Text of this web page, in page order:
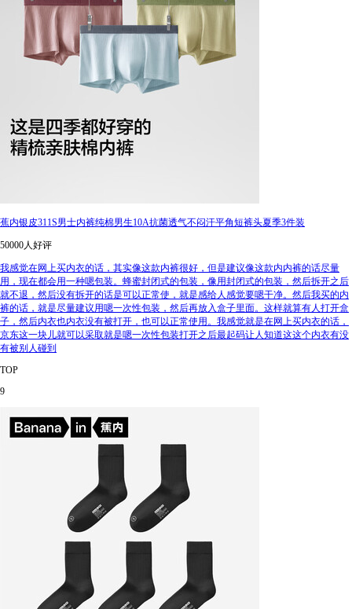
蕉内银皮311S男士内裤纯棉男生10A抗菌透气不闷汗平角短裤头夏季3件装
50000人好评
我感觉在网上买内衣的话，其实像这款内裤很好，但是建议像这款内内裤的话尽量
用，现在都会用一种嗯包装。蜂蜜封闭式的包装，像用封闭式的包装，然后拆开之后
就不退，然后没有拆开的话是可以正常使，就是感给人感觉要嗯干净。然后我买的内
裤的话，就是尽量建议用嗯一次性包装，然后再放入盒子里面。这样就算有人打开盒
子，然后内衣也内衣没有被打开，也可以正常使用。我感觉就是在网上买内衣的话，
京东这一块儿就可以采取就是嗯一次性包装打开之后最起码让人知道这这个内衣有没
有被别人碰到
TOP
9